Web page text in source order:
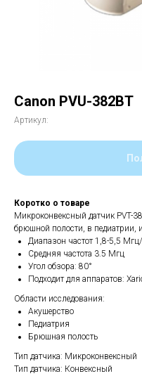
Canon PVU-382BT
Артикул:
Коротко о товаре
Микроконвексный датчик PVT-
брюшной полости, в педиатрии,
Диапазон частот 1,8-5,5
Средняя частота 3.5 Мгц
Угол обзора: 80°
Подходит для аппаратов:
Области исследования:
Акушерство
Педиатрия
Брюшная полость
Тип датчика: Микроконвексный
Тип датчика: Конвексный